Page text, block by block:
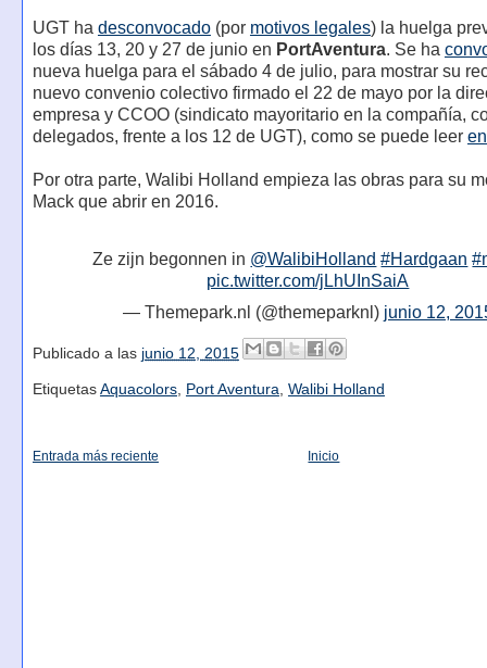
UGT ha desconvocado(por motivos legales) la huelga
los días 13, 20 y 27 de junio en PortAventura. Se ha
nueva huelga para el sábado 4 de julio, para mostrar su
nuevo convenio colectivo firmado el 22 de mayo por la
empresa y CCOO (sindicato mayoritario en la compañía,
delegados, frente a los 12 de UGT), como se puede leer en
Por otra parte, Walibi Holland empieza las obras para su
Mack que abrir en 2016.
Ze zijn begonnen in @WalibiHolland #Hardgaan
pic.twitter.com/jLhUInSaiA
— Themepark.nl (@themeparknl) junio 12,
Publicado a las junio 12, 2015
Etiquetas Aquacolors, Port Aventura, Walibi Holland
Entrada más reciente Inicio